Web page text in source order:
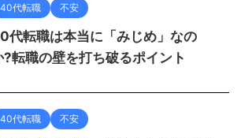
40代転職 不安
代転職は本当に「みじめ」なの
?転職の壁を打ち破るポイント
40代転職 不安